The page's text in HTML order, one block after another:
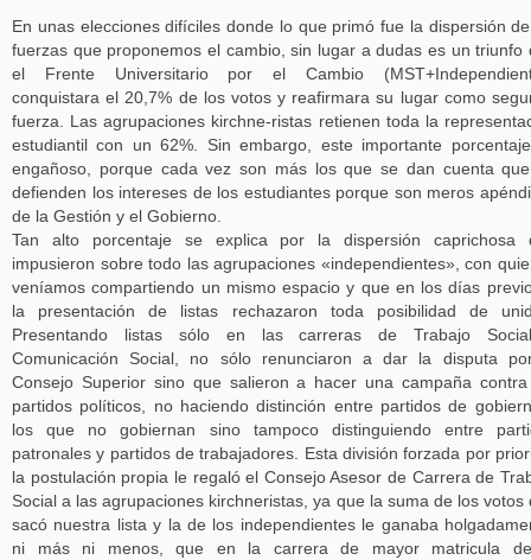
En unas elecciones difíciles donde lo que primó fue la dispersión
fuerzas que proponemos el cambio, sin lugar a dudas es un triunfo
el Frente Universitario por el Cambio
conquistara el 20,7% de los votos y reafirmara su lugar como
fuerza. Las agrupaciones kirchne-ristas retienen toda la
estudiantil con un 62%. Sin embargo, este importante
engañoso, porque cada vez son más los que se dan cuenta
defienden los intereses de los estudiantes porque son meros
de la Gestión y el Gobierno.
Tan alto porcentaje se explica por la dispersión caprichosa
impusieron sobre todo las agrupaciones «independientes», con
veníamos compartiendo un mismo espacio y que en los días
la presentación de listas rechazaron toda posibilidad de
Presentando listas sólo en las carreras de Trabajo
Comunicación Social, no sólo renunciaron a dar la disputa
Consejo Superior sino que salieron a hacer una campaña
partidos políticos, no haciendo distinción entre partidos de
los que no gobiernan sino tampoco distinguiendo entre
patronales y partidos de trabajadores. Esta división forzada por
la postulación propia le regaló el Consejo Asesor de Carrera de
Social a las agrupaciones kirchneristas, ya que la suma de los votos
sacó nuestra lista y la de los independientes le ganaba
ni más ni menos, que en la carrera de mayor matricula